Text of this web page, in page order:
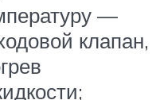
—
клапан,